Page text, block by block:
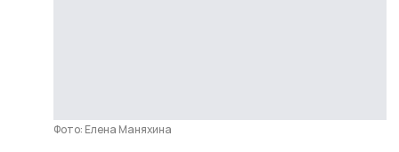
Фото: Елена Маняхина